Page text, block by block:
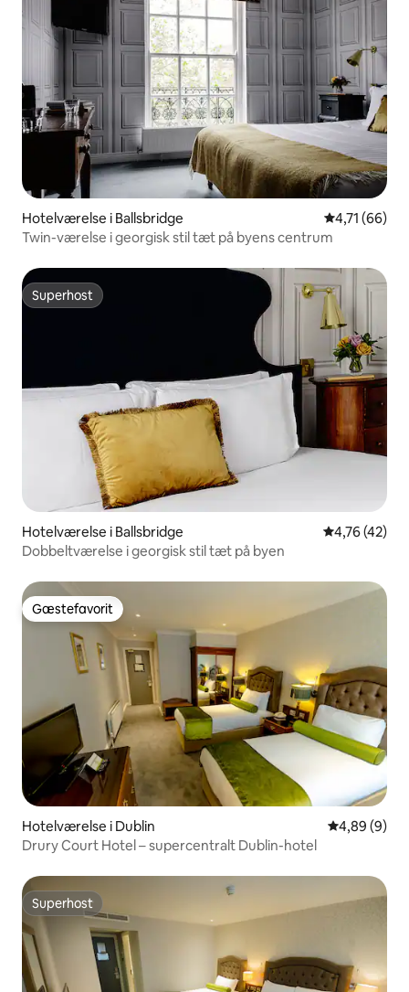
Hotelværelse i Ballsbridge 4,71 ud af 5
4,71 (66)
Twin-værelse i georgisk stil tæt på byens centrum
Superhost
Superhost
Hotelværelse i Ballsbridge 4,76 ud af 5
4,76 (42)
Dobbeltværelse i georgisk stil tæt på byen
Gæstefavorit
Gæstefavorit
Hotelværelse i Dublin 4,89 ud af 5
4,89 (9)
Drury Court Hotel – supercentralt Dublin-hotel
Superhost
Superhost